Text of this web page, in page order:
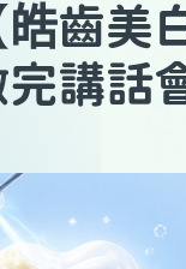
皓齒美
講話